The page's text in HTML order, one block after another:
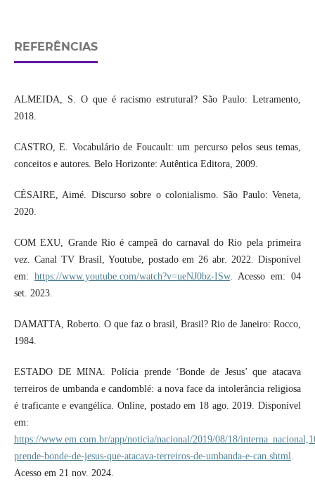
REFERÊNCIAS
ALMEIDA, S. O que é racismo estrutural? São Paulo: Letramento,
2018.
CASTRO, E. Vocabulário de Foucault: um percurso pelos seus temas,
conceitos e autores. Belo Horizonte: Autêntica Editora, 2009.
CÉSAIRE, Aimé. Discurso sobre o colonialismo. São Paulo: Veneta,
2020.
COM EXU, Grande Rio é campeã do carnaval do Rio pela primeira
vez. Canal TV Brasil, Youtube, postado em 26 abr. 2022. Disponível
em: https://www.youtube.com/watch?v=ueNJ0bz-ISw. Acesso em: 04
set. 2023.
DAMATTA, Roberto. O que faz o brasil, Brasil? Rio de Janeiro: Rocco,
1984.
ESTADO DE MINA. Polícia prende ‘Bonde de Jesus’ que atacava
terreiros de umbanda e candomblé: a nova face da intolerância religiosa
é traficante e evangélica. Online, postado em 18 ago. 2019. Disponível
em:
https://www.em.com.br/app/noticia/nacional/2019/08/18/
prende-bonde-de-jesus-que-atacava-terreiros-de-umbanda-e-can.shtml
Acesso em 21 nov. 2024.